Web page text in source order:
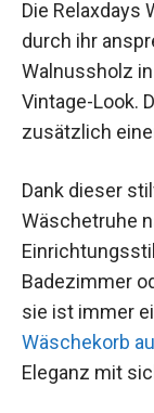
Die
durch ihr
Walnussholz
Vintage-Look.
zusätzlich
Dank dieser
Wäschetruhe
Badezimmer
sie ist immer
Wäschekorb
Eleganz mit